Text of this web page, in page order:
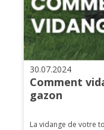
30.07.2024
Comment
gazon
La vidange de votre